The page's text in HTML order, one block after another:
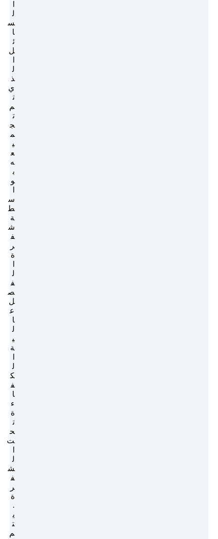
ل
س
ا
ئ
ل
ل
ذ
ي
ت
م
ت
ج
م
ي
ع
ه
ب
و
س
ط
ة
ش
ف
ر
ة
ل
ف
ص
ل
ع
ا
ل
ي
ة
ل
ك
ف
ا
ء
ة
ت
ح
ت
ل
ش
ف
ر
ة
.
ي
ت
م